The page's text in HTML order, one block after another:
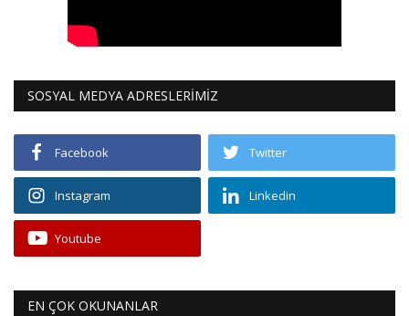
SOSYAL MEDYA ADRESLERİMİZ
Facebook Twitter
Instagram Linkedin
Youtube
EN ÇOK OKUNANLAR